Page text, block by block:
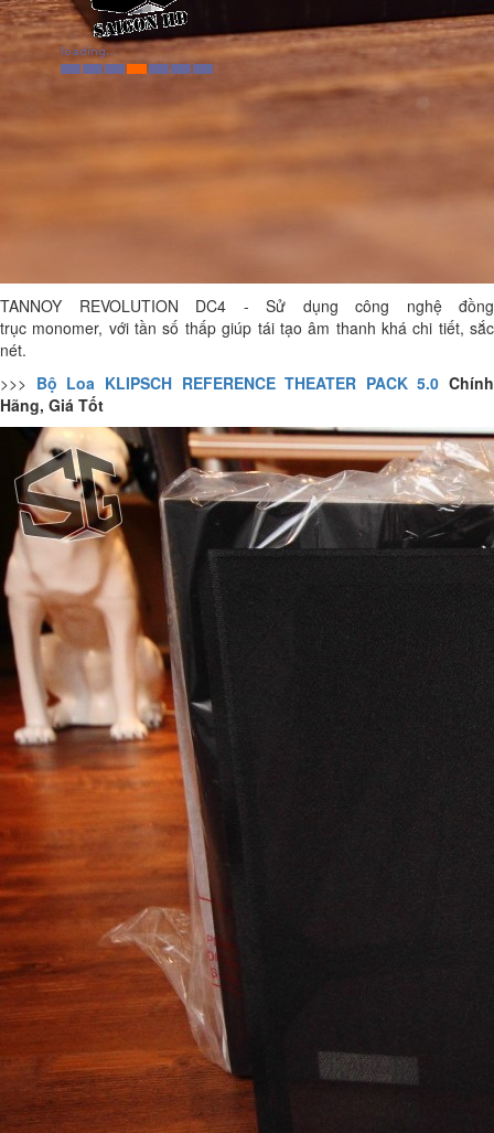
TANNOY REVOLUTION DC4 - Sử dụng công nghệ đồng
trục monomer, với tần số thấp giúp tái tạo âm thanh khá chi tiết, sắc
nét.
>>> Bộ Loa KLIPSCH REFERENCE THEATER PACK 5.0 Chính
Hãng, Giá Tốt